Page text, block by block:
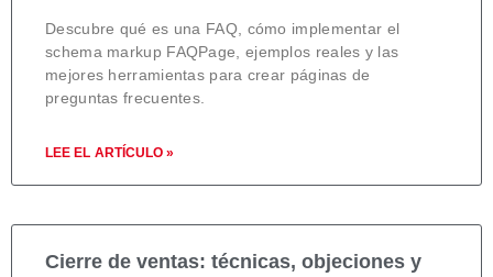
Descubre qué es una FAQ, cómo implementar el
schema markup FAQPage, ejemplos reales y las
mejores herramientas para crear páginas de
preguntas frecuentes.
LEE EL ARTÍCULO »
Cierre de ventas: técnicas, objeciones y